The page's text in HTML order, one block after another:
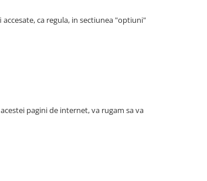
ca regula, in sectiunea "optiuni"
pagini de internet, va rugam sa va